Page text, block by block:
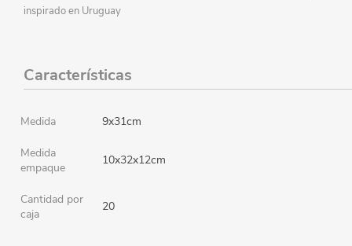
inspirado en Uruguay
Características
Medida 9x31cm
Medida
empaque
10x32x12cm
Cantidad por
caja
20